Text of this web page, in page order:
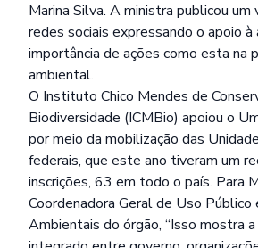
Marina Silva. A ministra publicou um
redes sociais expressando o apoio à
importância de ações como esta na
ambiental.
O Instituto Chico Mendes de
Biodiversidade (ICMBio) apoiou o
por meio da mobilização das
federais, que este ano tiveram um
inscrições, 63 em todo o país. Para
Coordenadora Geral de Uso Público
Ambientais do órgão, “Isso mostra